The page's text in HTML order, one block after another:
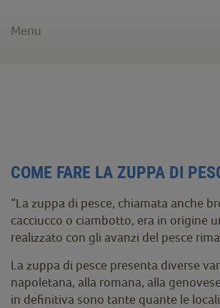
Menu
COME FARE LA ZUPPA DI
“La zuppa di pesce, chiamata anche
cacciucco o ciambotto, era in origine
realizzato con gli avanzi del pesce
La zuppa di pesce presenta diverse
napoletana, alla romana, alla
in definitiva sono tante quante le